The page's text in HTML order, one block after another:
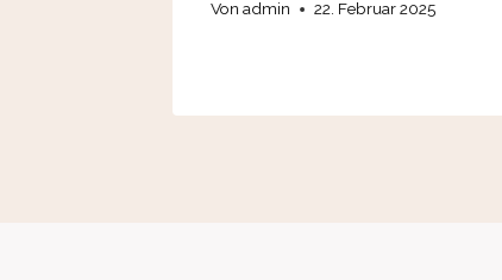
Von admin 22. Februar 2025